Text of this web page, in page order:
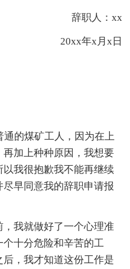
辞职人：xx
20xx年x月x日
的煤矿工人，因为在上
加上种种原因，我想要
我很抱歉我不能再继续
早同意我的辞职申请报
我就做好了一个心理准
十分危险和辛苦的工
，我才知道这份工作是